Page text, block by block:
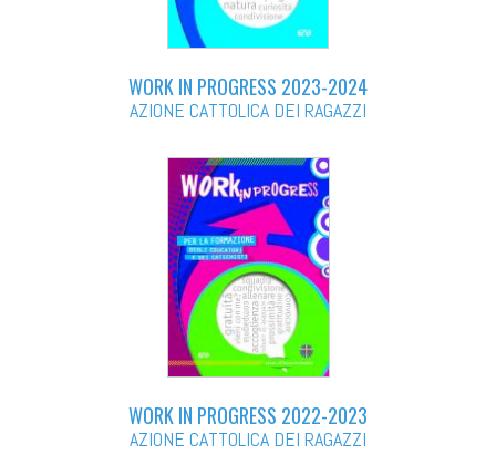
WORK IN PROGRESS 2023-2024
AZIONE CATTOLICA DEI RAGAZZI
WORK IN PROGRESS 2022-2023
AZIONE CATTOLICA DEI RAGAZZI